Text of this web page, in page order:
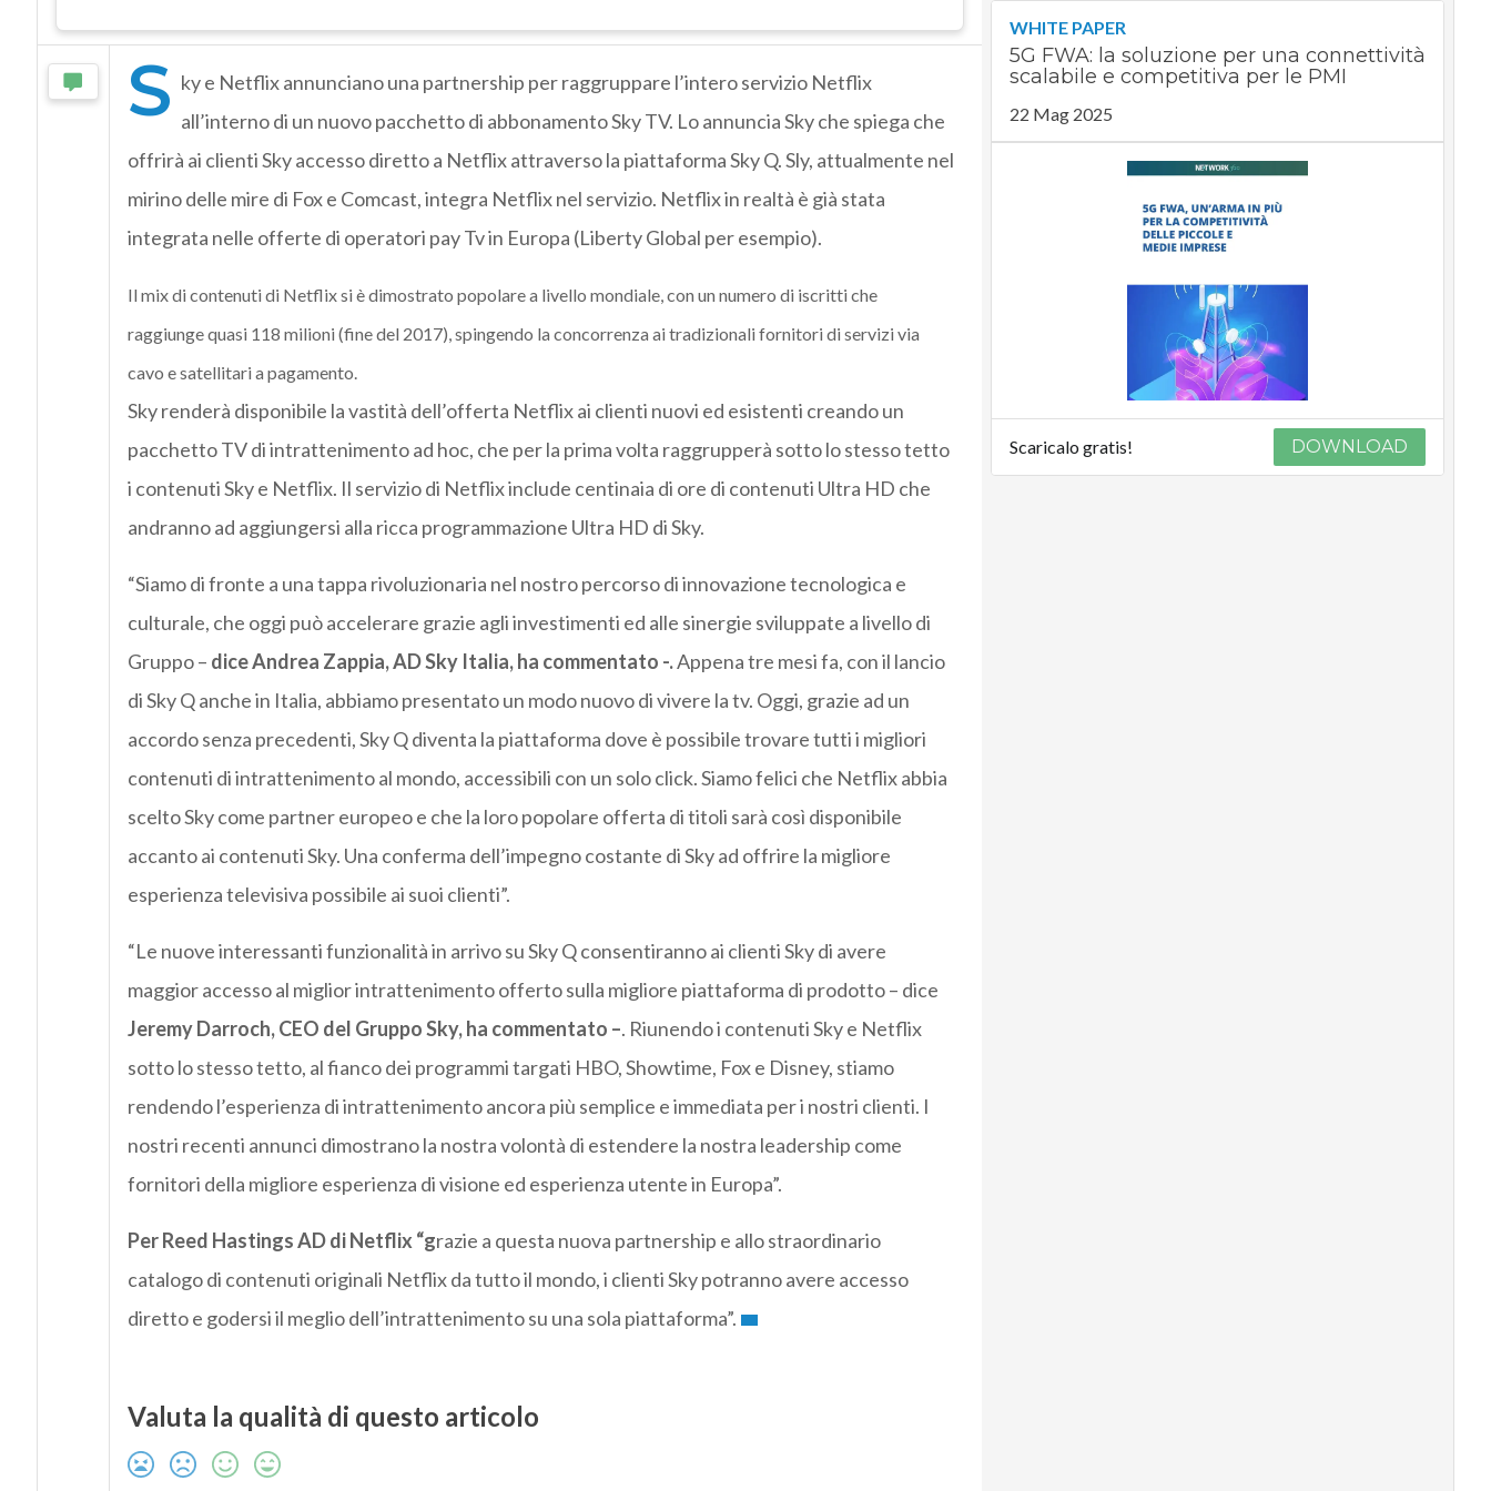
S ky e Netflix annunciano una partnership per raggruppare l’intero servizio Netflix
all’interno di un nuovo pacchetto di abbonamento Sky TV. Lo annuncia Sky che spiega che
offrirà ai clienti Sky accesso diretto a Netflix attraverso la piattaforma Sky Q. Sly, attualmente nel
mirino delle mire di Fox e Comcast, integra Netflix nel servizio. Netflix in realtà è già stata
integrata nelle offerte di operatori pay Tv in Europa (Liberty Global per esempio).
Il mix di contenuti di Netflix si è dimostrato popolare a livello mondiale, con un numero di iscritti che
raggiunge quasi 118 milioni (fine del 2017), spingendo la concorrenza ai tradizionali fornitori di servizi via
cavo e satellitari a pagamento.
Sky renderà disponibile la vastità dell’offerta Netflix ai clienti nuovi ed esistenti creando un
pacchetto TV di intrattenimento ad hoc, che per la prima volta raggrupperà sotto lo stesso tetto
i contenuti Sky e Netflix. Il servizio di Netflix include centinaia di ore di contenuti Ultra HD che
andranno ad aggiungersi alla ricca programmazione Ultra HD di Sky.
“Siamo di fronte a una tappa rivoluzionaria nel nostro percorso di innovazione tecnologica e
culturale, che oggi può accelerare grazie agli investimenti ed alle sinergie sviluppate a livello di
Gruppo – dice Andrea Zappia, AD Sky Italia, ha commentato -.Appena tre mesi fa, con il lancio
di Sky Q anche in Italia, abbiamo presentato un modo nuovo di vivere la tv. Oggi, grazie ad un
accordo senza precedenti, Sky Q diventa la piattaforma dove è possibile trovare tutti i migliori
contenuti di intrattenimento al mondo, accessibili con un solo click. Siamo felici che Netflix abbia
scelto Sky come partner europeo e che la loro popolare offerta di titoli sarà così disponibile
accanto ai contenuti Sky. Una conferma dell’impegno costante di Sky ad offrire la migliore
esperienza televisiva possibile ai suoi clienti”.
“Le nuove interessanti funzionalità in arrivo su Sky Q consentiranno ai clienti Sky di avere
maggior accesso al miglior intrattenimento offerto sulla migliore piattaforma di prodotto – dice
Jeremy Darroch, CEO del Gruppo Sky, ha commentato –. Riunendo i contenuti Sky e Netflix
sotto lo stesso tetto, al fianco dei programmi targati HBO, Showtime, Fox e Disney, stiamo
rendendo l’esperienza di intrattenimento ancora più semplice e immediata per i nostri clienti. I
nostri recenti annunci dimostrano la nostra volontà di estendere la nostra leadership come
fornitori della migliore esperienza di visione ed esperienza utente in Europa”.
Per Reed Hastings AD di Netflix “grazie a questa nuova partnership e allo straordinario
catalogo di contenuti originali Netflix da tutto il mondo, i clienti Sky potranno avere accesso
diretto e godersi il meglio dell’intrattenimento su una sola piattaforma”.
Valuta la qualità di questo articolo
WHITE PAPER
5G FWA: la soluzione per una connettività
scalabile e competitiva per le PMI
22 Mag 2025
Scaricalo gratis! DOWNLOAD